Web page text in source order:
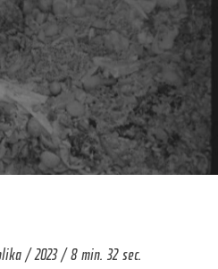
/ 2023 / 8 min. 32 sec.